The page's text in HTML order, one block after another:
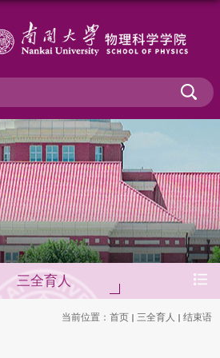
三全育人
当前位置： 首页 三全育人 结束语